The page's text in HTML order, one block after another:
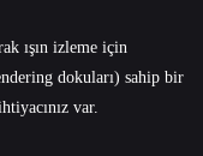
ışın izleme için
dokuları) sahip bir
var.